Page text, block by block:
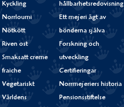
Kyckling
Norrloumi
Nötkött
Riven ost
Smaksatt creme
fraiche
Vegetariskt
Världens
hållbarhetsredovisning
Ett mejeri ägt av
bönderna själva
Forskning och
utveckling
Certifieringar
Norrmejeriers historia
Pensionsstiftelse